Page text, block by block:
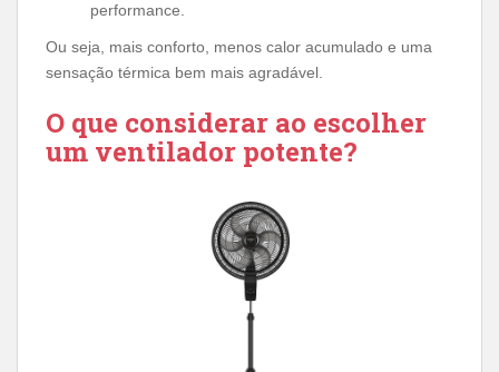
performance.
Ou seja, mais conforto, menos calor acumulado e uma
sensação térmica bem mais agradável.
O que considerar ao escolher
um ventilador potente?